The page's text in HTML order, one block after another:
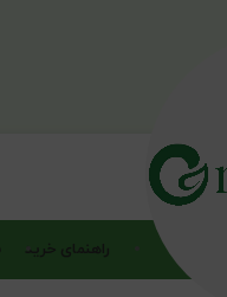
راهنمای خرید